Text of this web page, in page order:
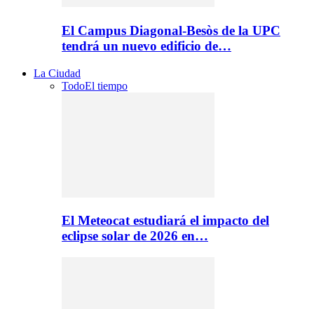
El Campus Diagonal-Besòs de la UPC
tendrá un nuevo edificio de…
La Ciudad
TodoEl tiempo
El Meteocat estudiará el impacto del
eclipse solar de 2026 en…